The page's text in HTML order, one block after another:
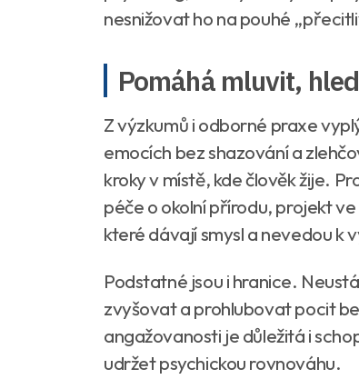
nesnižovat ho na pouhé
Pomáhá mluvit,
Z výzkumů i odborné praxe
emocích bez shazování a
kroky v místě, kde člověk žije.
péče o okolní přírodu, projekt
které dávají smysl a nevedou k
Podstatné jsou i hranice.
zvyšovat a prohlubovat pocit
angažovanosti je důležitá i
udržet psychickou rovnováhu.